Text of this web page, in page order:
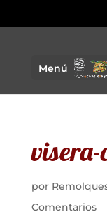
Menú
por
Comentarios